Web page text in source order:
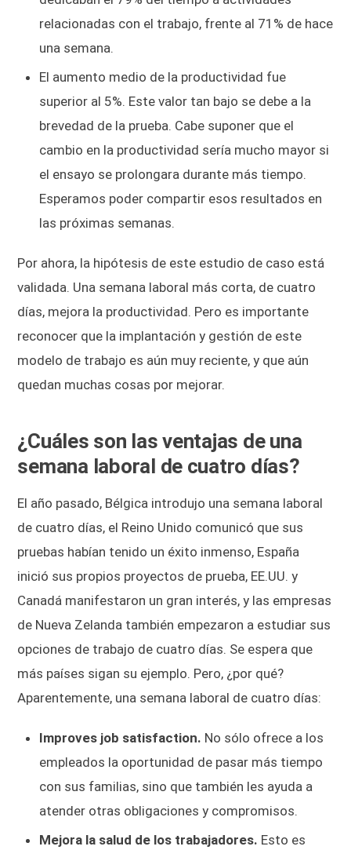
relacionadas con el trabajo, frente al 71% de hace
una semana.
El aumento medio de la productividad fue
superior al 5%. Este valor tan bajo se debe a la
brevedad de la prueba. Cabe suponer que el
cambio en la productividad sería mucho mayor si
el ensayo se prolongara durante más tiempo.
Esperamos poder compartir esos resultados en
las próximas semanas.
Por ahora, la hipótesis de este estudio de caso está
validada. Una semana laboral más corta, de cuatro
días, mejora la productividad. Pero es importante
reconocer que la implantación y gestión de este
modelo de trabajo es aún muy reciente, y que aún
quedan muchas cosas por mejorar.
¿Cuáles son las ventajas de una
semana laboral de cuatro días?
El año pasado, Bélgica introdujo una semana laboral
de cuatro días, el Reino Unido comunicó que sus
pruebas habían tenido un éxito inmenso, España
inició sus propios proyectos de prueba, EE.UU. y
Canadá manifestaron un gran interés, y las empresas
de Nueva Zelanda también empezaron a estudiar sus
opciones de trabajo de cuatro días. Se espera que
más países sigan su ejemplo. Pero, ¿por qué?
Aparentemente, una semana laboral de cuatro días:
Improves job satisfaction. No sólo ofrece a los
empleados la oportunidad de pasar más tiempo
con sus familias, sino que también les ayuda a
atender otras obligaciones y compromisos.
Mejora la salud de los trabajadores. Esto es